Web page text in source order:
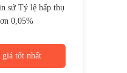
sứ Tỷ lệ hấp thụ
0,05%
giá tốt nhất